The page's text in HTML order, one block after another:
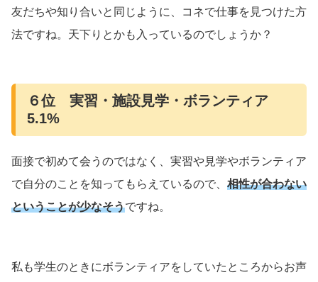
友だちや知り合いと同じように、コネで仕事を見つけた方
法ですね。天下りとかも入っているのでしょうか？
６位 実習・施設見学・ボランティア
5.1%
面接で初めて会うのではなく、実習や見学やボランティア
で自分のことを知ってもらえているので、 相性が合わない
ということが少なそうですね。
私も学生のときにボランティアをしていたところからお声